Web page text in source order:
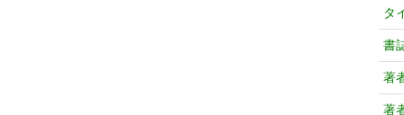
タ
書
著
著